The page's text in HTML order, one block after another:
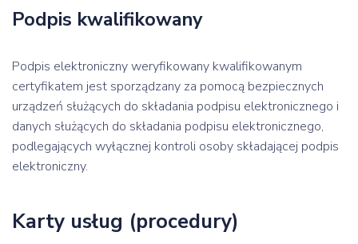
Podpis kwalifikowany
Podpis elektroniczny weryfikowany kwalifikowanym
certyfikatem jest sporządzany za pomocą bezpiecznych
urządzeń służących do składania podpisu elektronicznego i
danych służących do składania podpisu elektronicznego,
podlegających wyłącznej kontroli osoby składającej podpis
elektroniczny.
Karty usług (procedury)